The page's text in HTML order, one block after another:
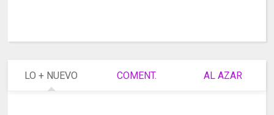
LO + NUEVO COMENT. AL AZAR